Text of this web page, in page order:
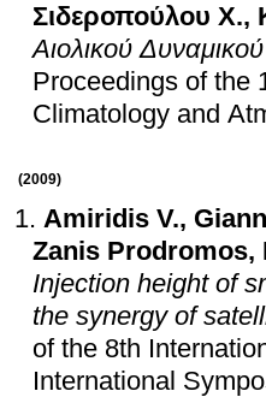
Σιδεροπούλου Χ.,
Αιολικού
Proceedings of the
Climatology and
(2009)
Amiridis V.,
Zanis Prodromos,
Injection height of
the synergy of
of the 8th
International